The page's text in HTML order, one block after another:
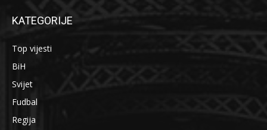
KATEGORIJE
Top vijesti
BiH
Svijet
Fudbal
Regija